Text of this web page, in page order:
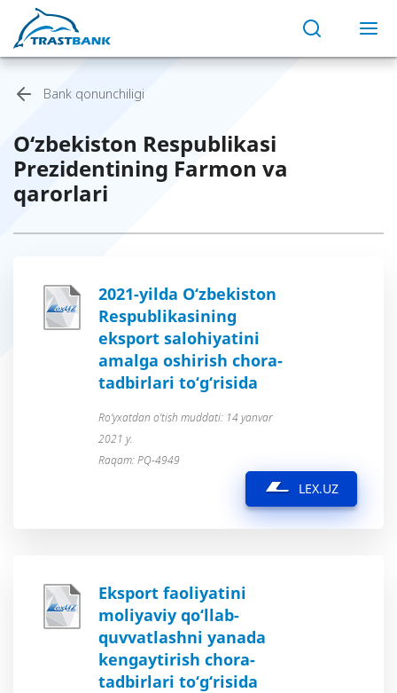
Bank qonunchiligi
O‘zbekiston Respublikasi
Prezidentining Farmon va
qarorlari
2021-yilda O‘zbekiston
Respublikasining
eksport salohiyatini
amalga oshirish chora-
tadbirlari to‘g‘risida
Ro’yxatdan o’tish muddati: 14 yanvar
2021 y.
Raqam: PQ-4949
LEX.UZ
Eksport faoliyatini
moliyaviy qo‘llab-
quvvatlashni yanada
kengaytirish chora-
tadbirlari to‘g‘risida